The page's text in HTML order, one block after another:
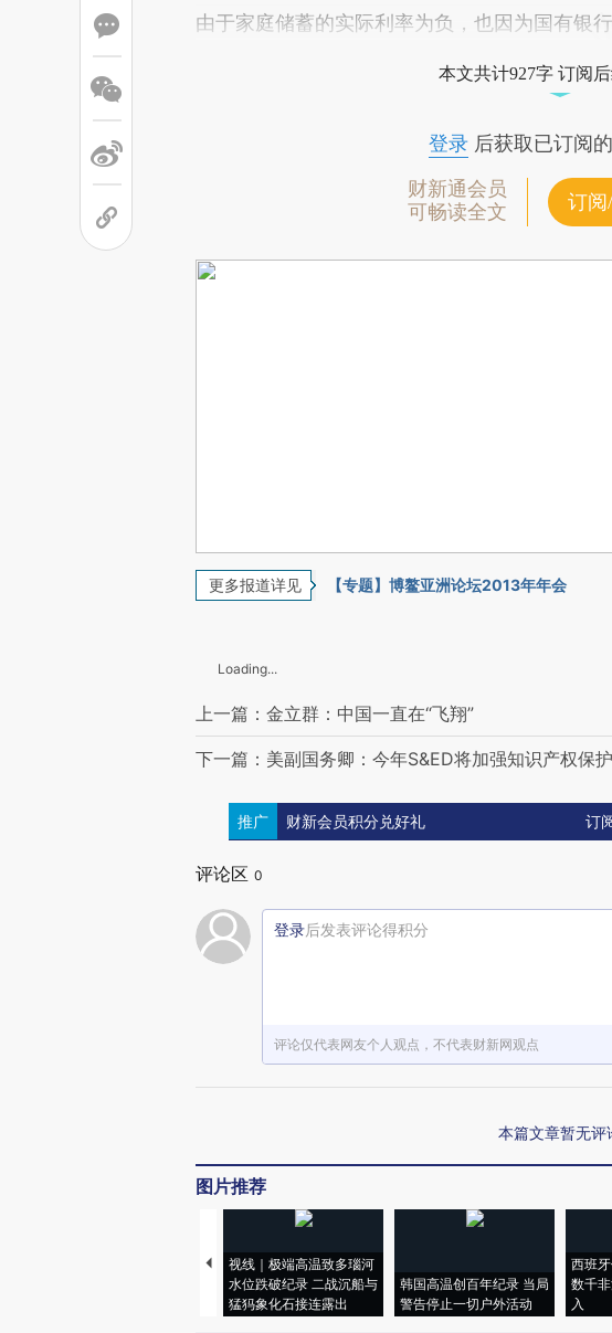
由于家庭储蓄的实际利率为负，也因为国有银
本文共计927字 订阅
登录后获取已订阅
财新通会员
可畅读全文
订阅
更多报道详见 【专题】博鳌亚洲论坛2013年年会
Loading...
上一篇：金立群：中国一直在“飞翔”
下一篇：美副国务卿：今年S&ED将加强知识产权保
推广 财新会员积分兑好礼 订
评论区 0
登录后发表评论得积分
评论仅代表网友个人观点，不代表财新网观点
本篇文章暂无评
图片推荐
视线｜极端高温致多瑙河
水位跌破纪录 二战沉船与
猛犸象化石接连露出
韩国高温创百年纪录 当局
警告停止一切户外活动
西班
数千
入